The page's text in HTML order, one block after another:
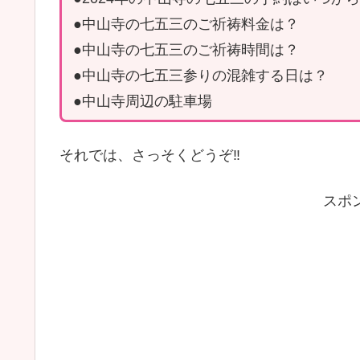
●中山寺の七五三のご祈祷料金は？
●中山寺の七五三のご祈祷時間は？
●中山寺の七五三参りの混雑する日は？
●中山寺周辺の駐車場
それでは、さっそくどうぞ‼
スポ